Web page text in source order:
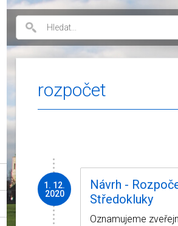
rozpočet
1. 12.
2020
Návrh -
Středokluky
Oznamujeme